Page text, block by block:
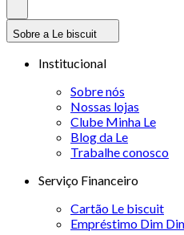
Sobre a Le biscuit
Institucional
Sobre nós
Nossas lojas
Clube Minha Le
Blog da Le
Trabalhe conosco
Serviço Financeiro
Cartão Le biscuit
Empréstimo Dim